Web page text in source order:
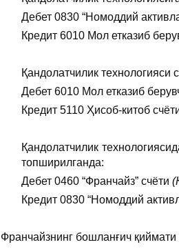
Дебет 0830 “Номоддий
Кредит 6010 Мол етказиб
Қандолатчилик технологияси
Дебет 6010 Мол етказиб
Кредит 5110 Ҳисоб-китоб
Қандолатчилик
топширилганда:
Дебет 0460 “Франчайз” счёти
Кредит 0830 “Номоддий
Франчайзнинг бошланғич